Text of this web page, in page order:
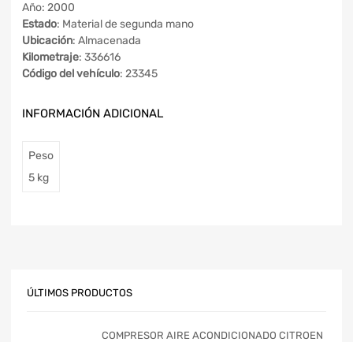
Año: 2000
Estado: Material de segunda mano
Ubicación: Almacenada
Kilometraje: 336616
Código del vehículo: 23345
INFORMACIÓN ADICIONAL
Peso
5 kg
ÚLTIMOS PRODUCTOS
COMPRESOR AIRE ACONDICIONADO CITROEN